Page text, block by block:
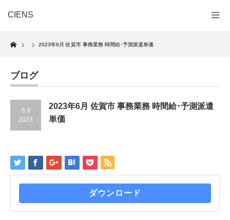
CIENS
Home
2023年6月 佐賀市 事務業務 時間給･予測派遣単価
ブログ
6.9
2023
2023年6月 佐賀市 事務業務 時間給･予測派遣
単価
ダウンロード